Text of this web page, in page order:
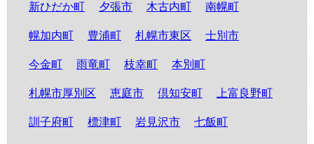
新ひだか町 夕張市 木古内町 南幌町
幌加内町 豊浦町 札幌市東区 士別市
今金町 雨竜町 枝幸町 本別町
札幌市厚別区 恵庭市 倶知安町 上富良野町
訓子府町 標津町 岩見沢市 七飯町